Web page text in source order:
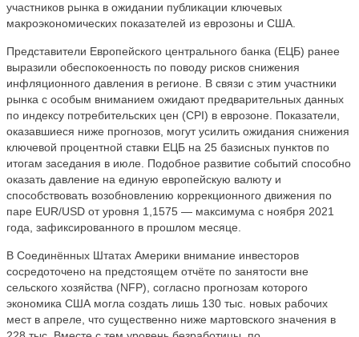
участников рынка в ожидании публикации ключевых
макроэкономических показателей из еврозоны и США.
Представители Европейского центрального банка (ЕЦБ) ранее
выразили обеспокоенность по поводу рисков снижения
инфляционного давления в регионе. В связи с этим участники
рынка с особым вниманием ожидают предварительных данных
по индексу потребительских цен (CPI) в еврозоне. Показатели,
оказавшиеся ниже прогнозов, могут усилить ожидания снижения
ключевой процентной ставки ЕЦБ на 25 базисных пунктов по
итогам заседания в июле. Подобное развитие событий способно
оказать давление на единую европейскую валюту и
способствовать возобновлению коррекционного движения по
паре EUR/USD от уровня 1,1575 — максимума с ноября 2021
года, зафиксированного в прошлом месяце.
В Соединённых Штатах Америки внимание инвесторов
сосредоточено на предстоящем отчёте по занятости вне
сельского хозяйства (NFP), согласно прогнозам которого
экономика США могла создать лишь 130 тыс. новых рабочих
мест в апреле, что существенно ниже мартовского значения в